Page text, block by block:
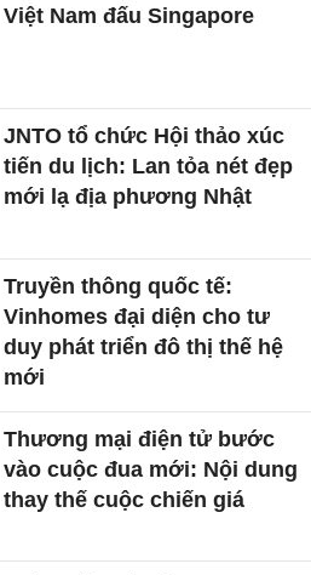
Việt Nam đấu Singapore
JNTO tổ chức Hội thảo xúc
tiến du lịch: Lan tỏa nét đẹp
mới lạ địa phương Nhật
Truyền thông quốc tế:
Vinhomes đại diện cho tư
duy phát triển đô thị thế hệ
mới
Thương mại điện tử bước
vào cuộc đua mới: Nội dung
thay thế cuộc chiến giá